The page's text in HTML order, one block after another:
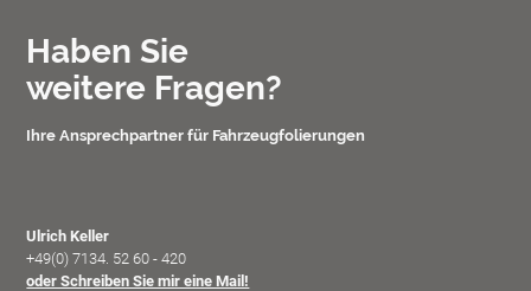
Haben Sie
weitere Fragen?
Ihre Ansprechpartner für Fahrzeugfolierungen
Ulrich Keller
+49(0) 7134. 52 60 - 420
oder Schreiben Sie mir eine Mail!